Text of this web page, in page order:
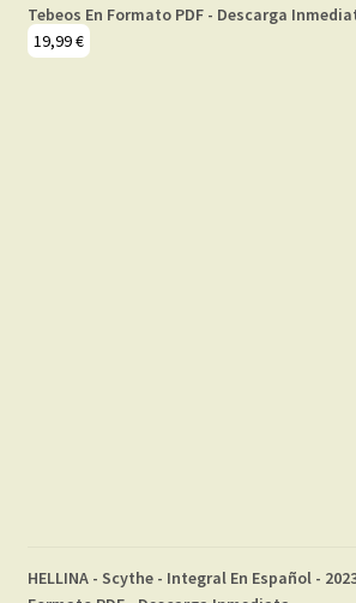
Tebeos En Formato PDF - Descarga
19,99€
HELLINA - Scythe - Integral En Español -